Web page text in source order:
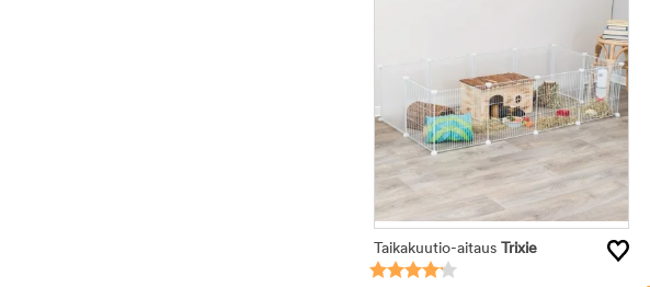
Taikakuutio-aitaus Trixie